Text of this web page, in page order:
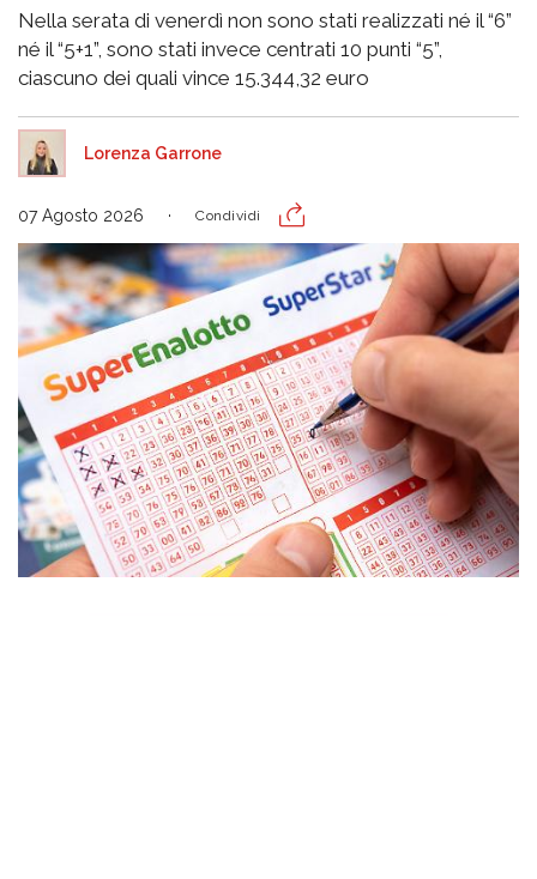
Nella serata di venerdì non sono stati realizzati né il “6”
né il “5+1”, sono stati invece centrati 10 punti “5”,
ciascuno dei quali vince 15.344,32 euro
Lorenza Garrone
07 Agosto 2026 Condividi